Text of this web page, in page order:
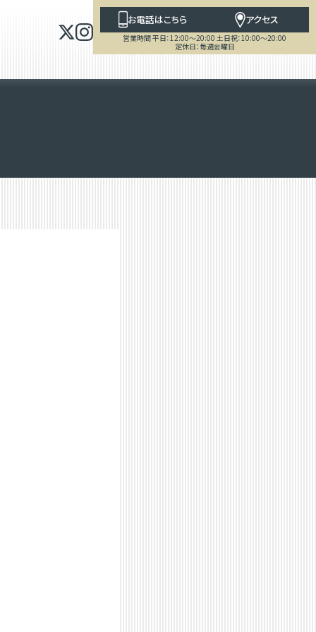
お電話はこちら アクセス
営業時間 平日：12:00～20:00 土日祝：10:00～20:00
定休日：毎週金曜日